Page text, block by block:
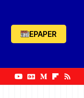
EPAPER